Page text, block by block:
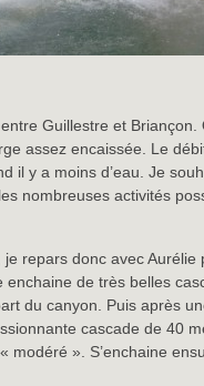
Guillestre et Briançon.
assez encaissée. Le
il y a moins d’eau. Je
nombreuses activités
repars donc avec Aurélie
de très belles
du canyon. Puis après
cascade de 40
modéré ». S’enchaine